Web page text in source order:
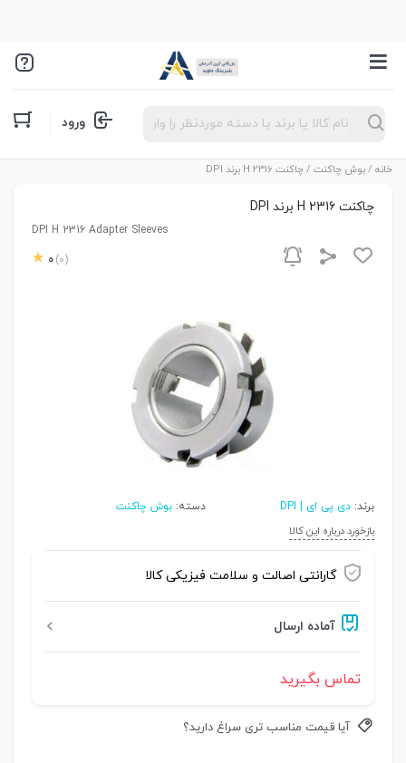
Products
search ورود
خانه /بوش چاکنت / چاکنت H 2316 برند DPI
چاکنت H 2316 برند DPI
DPI H 2316 Adapter Sleeves
0 (0)
برند: دی پی ای | DPI دسته:بوش چاکنت
بازخورد درباره این کالا
گارانتی اصالت و سلامت فیزیکی کالا
آماده ارسال
تماس بگیرید
آیا قیمت مناسب تری سراغ دارید؟